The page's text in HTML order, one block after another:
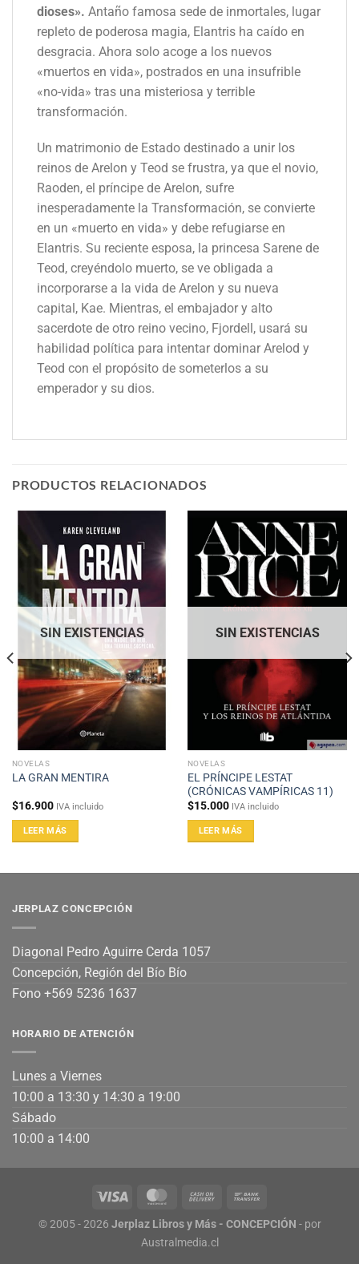
dioses». Antaño famosa sede de inmortales, lugar
repleto de poderosa magia, Elantris ha caído en
desgracia. Ahora solo acoge a los nuevos
«muertos en vida», postrados en una insufrible
«no-vida» tras una misteriosa y terrible
transformación.
Un matrimonio de Estado destinado a unir los
reinos de Arelon y Teod se frustra, ya que el novio,
Raoden, el príncipe de Arelon, sufre
inesperadamente la Transformación, se convierte
en un «muerto en vida» y debe refugiarse en
Elantris. Su reciente esposa, la princesa Sarene de
Teod, creyéndolo muerto, se ve obligada a
incorporarse a la vida de Arelon y su nueva
capital, Kae. Mientras, el embajador y alto
sacerdote de otro reino vecino, Fjordell, usará su
habilidad política para intentar dominar Arelod y
Teod con el propósito de someterlos a su
emperador y su dios.
PRODUCTOS RELACIONADOS
SIN EXISTENCIAS
NOVELAS
LA GRAN MENTIRA
$16.900 IVA incluido
LEER MÁS
SIN EXISTENCIAS
NOVELAS
EL PRÍNCIPE LESTAT
(CRÓNICAS VAMPÍRICAS 11)
$15.000 IVA incluido
LEER MÁS
JERPLAZ CONCEPCIÓN
Diagonal Pedro Aguirre Cerda 1057
Concepción, Región del Bío Bío
Fono +569 5236 1637
HORARIO DE ATENCIÓN
Lunes a Viernes
10:00 a 13:30 y 14:30 a 19:00
Sábado
10:00 a 14:00
© 2005 - 2026 Jerplaz Libros y Más - CONCEPCIÓN - por
Australmedia.cl